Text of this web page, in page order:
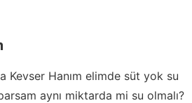
Kevser Hanım elimde süt yok su
aynı miktarda mi su olmalı?